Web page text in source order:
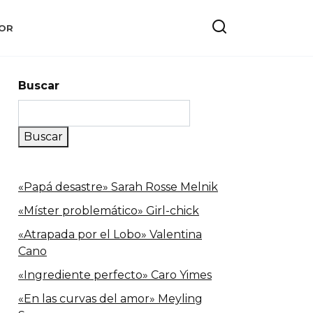
Buscar
Buscar
«Papá desastre» Sarah Rosse Melnik
«Míster problemático» Girl-chick
«Atrapada por el Lobo» Valentina
Cano
«Ingrediente perfecto» Caro Yimes
«En las curvas del amor» Meyling